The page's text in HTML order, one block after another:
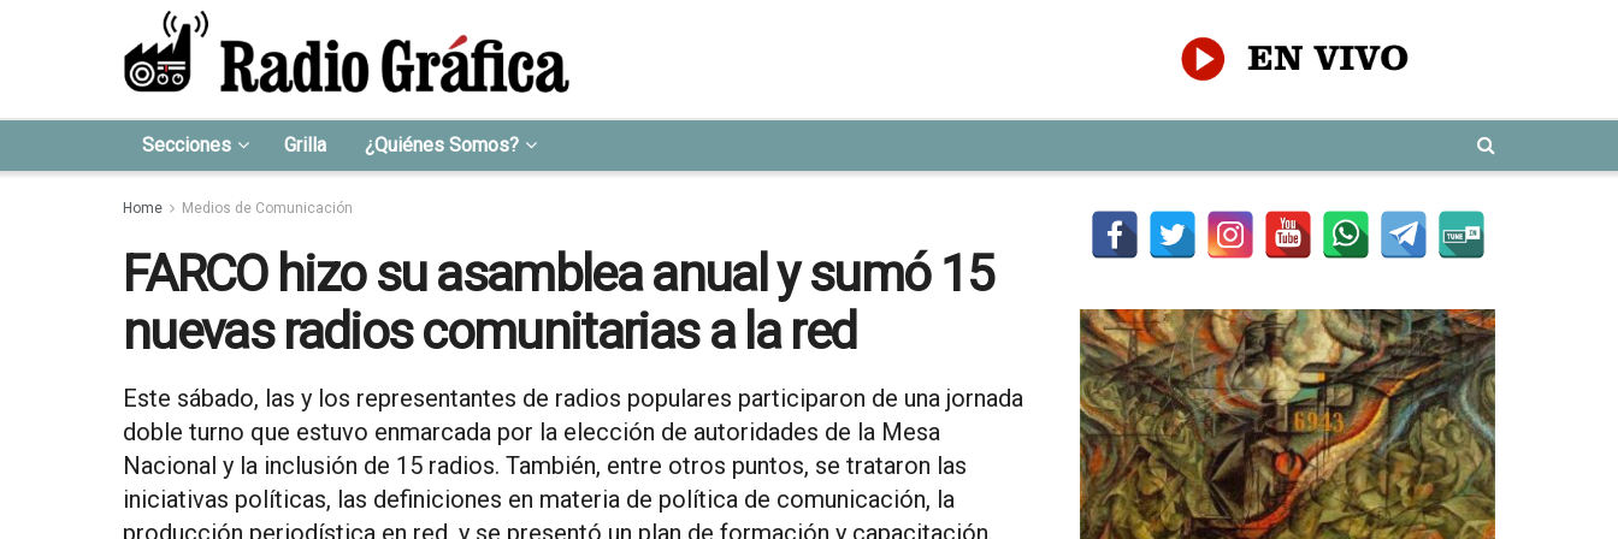
Secciones Grilla ¿Quiénes Somos?
Home Medios de Comunicación
FARCO hizo su asamblea anual y sumó 15
nuevas radios comunitarias a la red
Este sábado, las y los representantes de radios populares participaron de una jornada
doble turno que estuvo enmarcada por la elección de autoridades de la Mesa
Nacional y la inclusión de 15 radios. También, entre otros puntos, se trataron las
iniciativas políticas, las definiciones en materia de política de comunicación, la
producción periodística en red, y se presentó un plan de formación y capacitación.